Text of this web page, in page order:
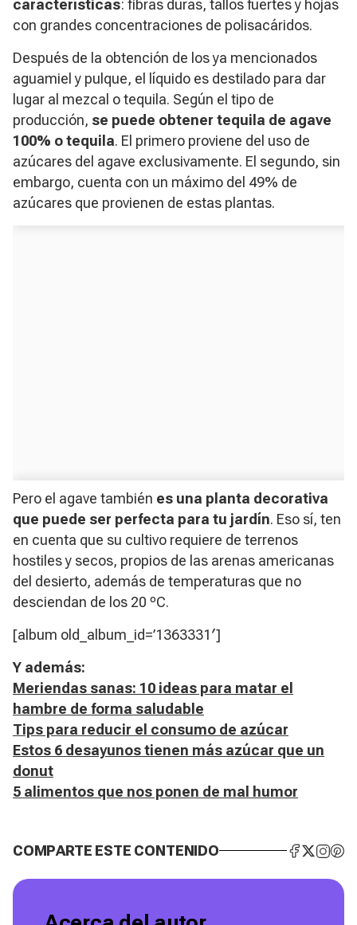
características: fibras duras, tallos fuertes y hojas
con grandes concentraciones de polisacáridos.
Después de la obtención de los ya mencionados
aguamiel y pulque, el líquido es destilado para dar
lugar al mezcal o tequila. Según el tipo de
producción, se puede obtener tequila de agave
100% o tequila. El primero proviene del uso de
azúcares del agave exclusivamente. El segundo, sin
embargo, cuenta con un máximo del 49% de
azúcares que provienen de estas plantas.
Pero el agave también es una planta decorativa
que puede ser perfecta para tu jardín. Eso sí, ten
en cuenta que su cultivo requiere de terrenos
hostiles y secos, propios de las arenas americanas
del desierto, además de temperaturas que no
desciendan de los 20 ºC.
[album old_album_id=’1363331′]
Y además:
Meriendas sanas: 10 ideas para matar el
hambre de forma saludable
Tips para reducir el consumo de azúcar
Estos 6 desayunos tienen más azúcar que un
donut
5 alimentos que nos ponen de mal humor
COMPARTE ESTE CONTENIDO